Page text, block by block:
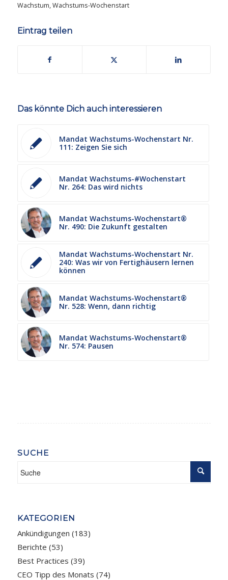
Wachstum,Wachstums-Wochenstart
Eintrag teilen
Das könnte Dich auch interessieren
Mandat Wachstums-Wochenstart Nr.
111: Zeigen Sie sich
Mandat Wachstums-#Wochenstart
Nr. 264: Das wird nichts
Mandat Wachstums-Wochenstart®
Nr. 490: Die Zukunft gestalten
Mandat Wachstums-Wochenstart Nr.
240: Was wir von Fertighäusern lernen
können
Mandat Wachstums-Wochenstart®
Nr. 528: Wenn, dann richtig
Mandat Wachstums-Wochenstart®
Nr. 574: Pausen
SUCHE
KATEGORIEN
Ankündigungen (183)
Berichte (53)
Best Practices (39)
CEO Tipp des Monats (74)